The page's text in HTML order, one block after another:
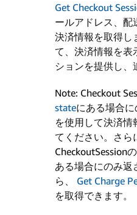
Get Checkout
ールアドレス、配
決済情報を取得し
て、決済情報を表
ションを提供し、
Note: Checkout
stateにある場合に
を使用して決済情
てください。さら
CheckoutSession
ある場合にのみ返
ら、 Get Charge
を取得できます。